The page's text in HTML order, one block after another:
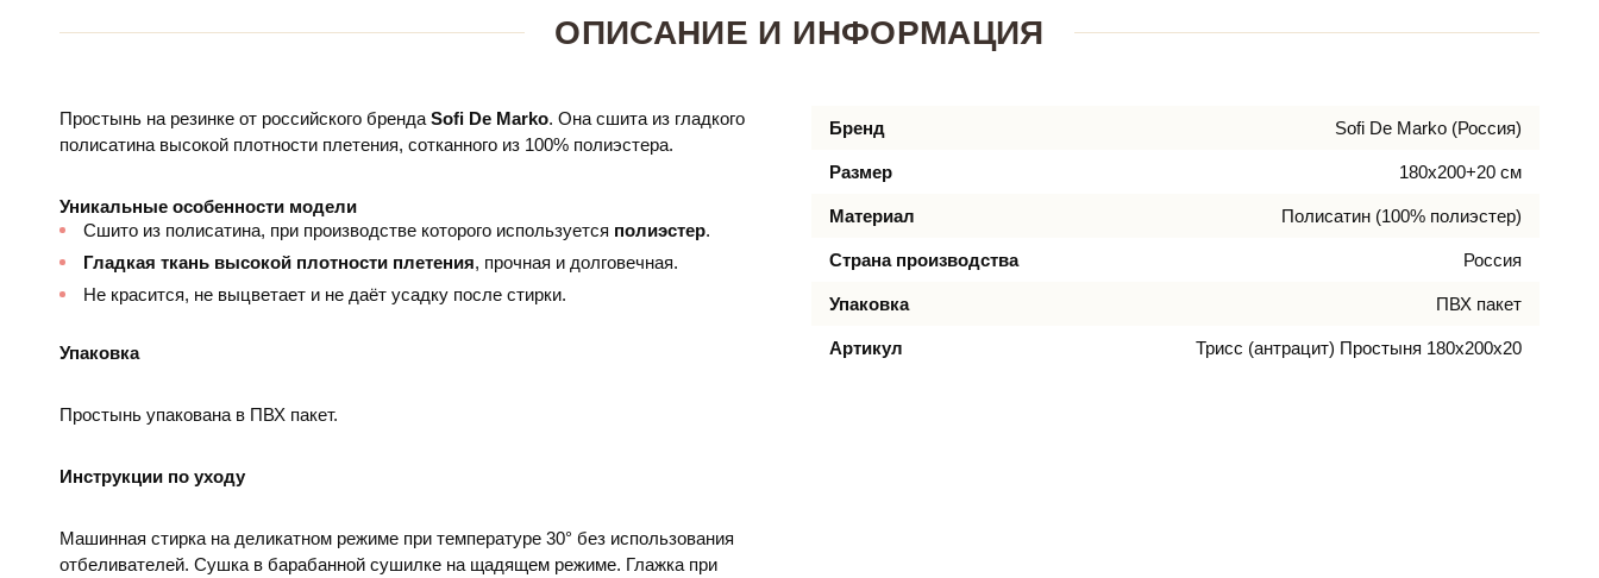
ОПИСАНИЕ И ИНФОРМАЦИЯ
Простынь на резинке от российского бренда Sofi De Marko. Она сшита из гладкого
полисатина высокой плотности плетения, сотканного из 100% полиэстера.
Уникальные особенности модели
Сшито из полисатина, при производстве которого используется полиэстер.
Гладкая ткань высокой плотности плетения, прочная и долговечная.
Не красится, не выцветает и не даёт усадку после стирки.
Упаковка
Простынь упакована в ПВХ пакет.
Инструкции по уходу
Машинная стирка на деликатном режиме при температуре 30° без использования
отбеливателей. Сушка в барабанной сушилке на щадящем режиме. Глажка при
Бренд Sofi De Marko (Россия)
Размер 180х200+20 см
Материал Полисатин (100% полиэстер)
Страна производства Россия
Упаковка ПВХ пакет
Артикул Трисс (антрацит) Простыня 180х200х20